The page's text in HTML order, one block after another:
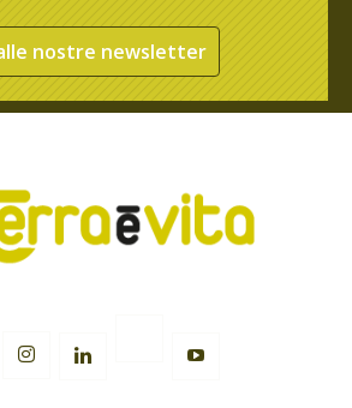
nostre newsletter